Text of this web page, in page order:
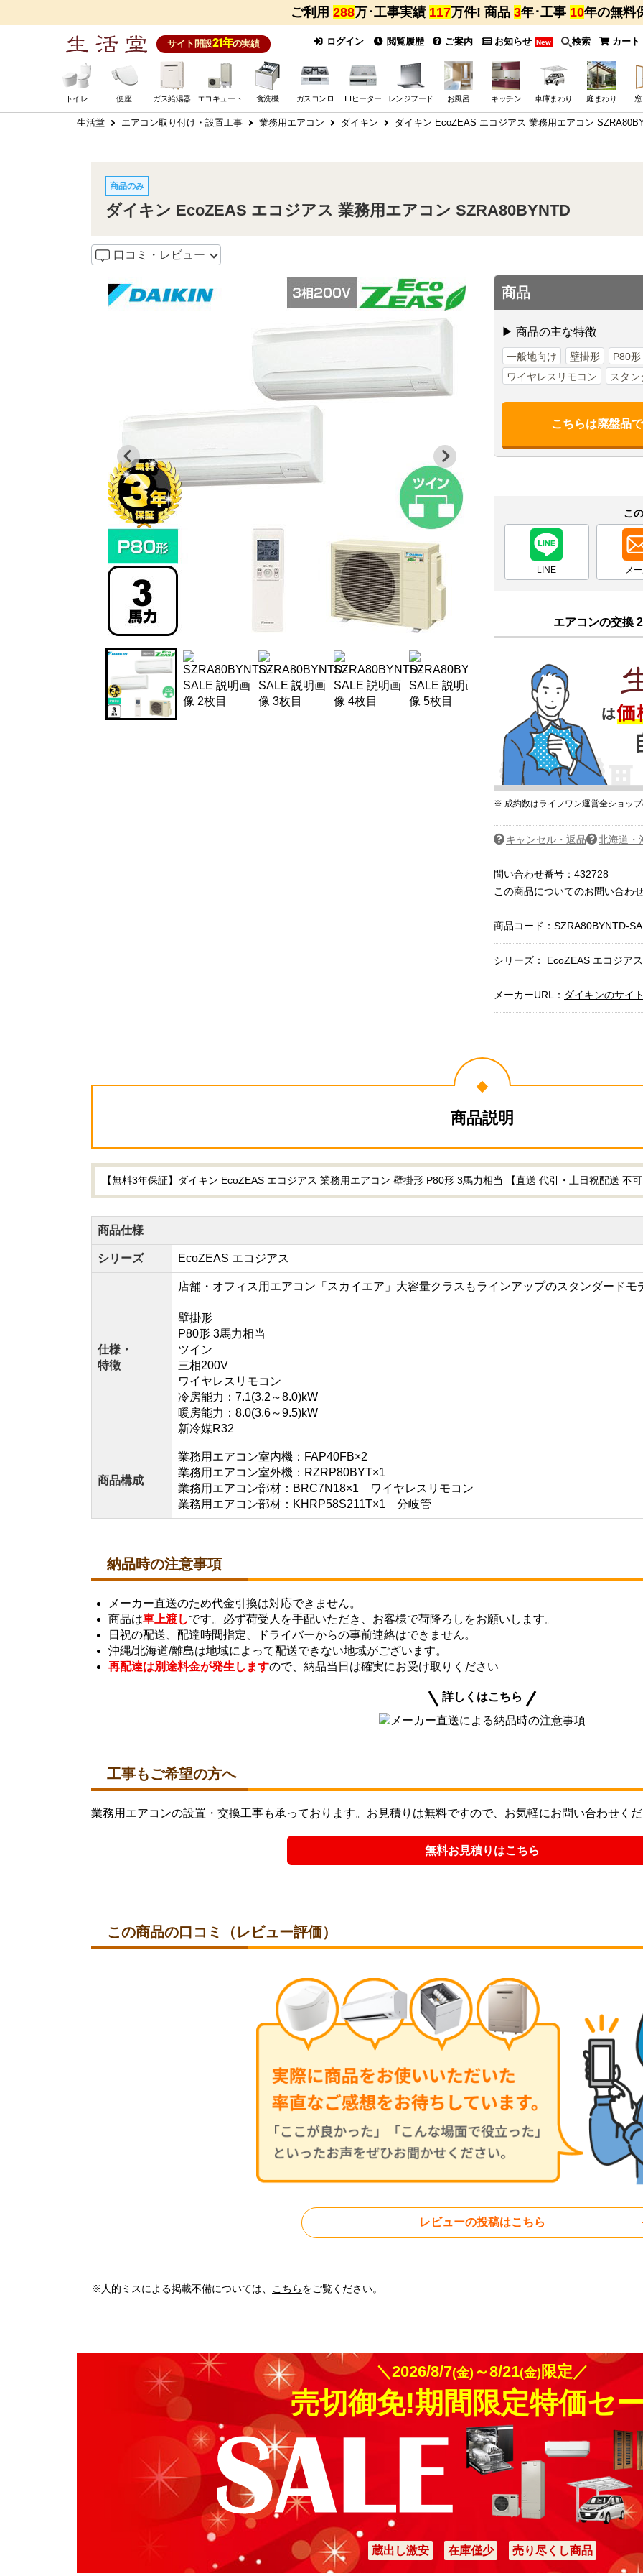
ご利用 288万･工事実績 117万件! 商品 3年･工事 10年の無料
サイト開設21年の実績 ログイン 閲覧履歴 ご案内 お知らせ New 検索 カート
トイレ 便座 ガス給湯器 エコキュート 食洗機 ガスコンロ IHヒーター レンジフード お風呂 キッチン 車庫まわり 庭まわり
生活堂 エアコン取り付け・設置工事 業務用エアコン ダイキン ダイキン EcoZEAS エコジアス 業務用エアコン
商品のみ
ダイキン EcoZEAS エコジアス 業務用エアコン SZRA80BYNTD
口コミ・レビュー
商品
▶ 商品の主な特徴
一般地向け 壁掛形
P80
ワイヤレスリモコン
スタ
こちらは廃盤品
こ
LINE メ
エアコンの交換
※ 成約数はライフワン運営全ショッ
キャンセル・返品 北海道・
問い合わせ番号：432728
この商品についてのお問い合わ
商品コード： SZRA80BYNTD-
シリーズ： EcoZEAS エコジアス
メーカーURL： ダイキンのサイ
商品説明
【無料3年保証】ダイキン EcoZEAS エコジアス 業務用エアコン 壁掛形 P80形 3馬力相当 【直送 代引・土日祝配送
商品仕様
シリーズ EcoZEAS エコジアス
仕様・
特徴
店舗・オフィス用エアコン「スカイエア」大容量クラスもラインアップのスタンダードモ
壁掛形
P80形 3馬力相当
ツイン
三相200V
ワイヤレスリモコン
冷房能力：7.1(3.2～8.0)kW
暖房能力：8.0(3.6～9.5)kW
新冷媒R32
商品構成
業務用エアコン室内機：FAP40FB×2
業務用エアコン室外機：RZRP80BYT×1
業務用エアコン部材：BRC7N18×1 ワイヤレスリモコン
業務用エアコン部材：KHRP58S211T×1 分岐管
納品時の注意事項
メーカー直送のため代金引換は対応できません。
商品は車上渡しです。必ず荷受人を手配いただき、お客様で荷降ろしをお願いします。
日祝の配送、配達時間指定、ドライバーからの事前連絡はできません。
沖縄/北海道/離島は地域によって配送できない地域がございます。
再配達は別途料金が発生しますので、納品当日は確実にお受け取りください
詳しくはこちら
工事もご希望の方へ
業務用エアコンの設置・交換工事も承っております。お見積りは無料ですので、お気軽にお問い合わせく
無料お見積りはこちら
この商品の口コミ（レビュー評価）
レビューの投稿はこちら
※人的ミスによる掲載不備については、 こちらをご覧ください。
＼2026/8/7(金) ～8/21(金) 限定／
売切御免!期間限定特価セ
蔵出し激安 在庫僅少 売り尽くし商品